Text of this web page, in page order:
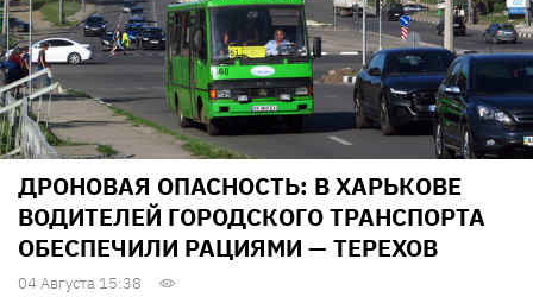
ДРОНОВАЯ ОПАСНОСТЬ: В ХАРЬКОВЕ
ВОДИТЕЛЕЙ ГОРОДСКОГО ТРАНСПОРТА
ОБЕСПЕЧИЛИ РАЦИЯМИ — ТЕРЕХОВ
04 Августа 15:38